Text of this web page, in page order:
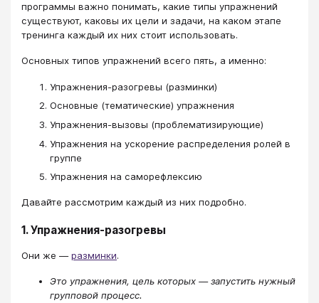
программы важно понимать, какие типы упражнений
существуют, каковы их цели и задачи, на каком этапе
тренинга каждый их них стоит использовать.
Основных типов упражнений всего пять, а именно:
Упражнения-разогревы (разминки)
Основные (тематические) упражнения
Упражнения-вызовы (проблематизирующие)
Упражнения на ускорение распределения ролей в
группе
Упражнения на саморефлексию
Давайте рассмотрим каждый из них подробно.
1. Упражнения-разогревы
Они же —разминки.
Это упражнения, цель которых — запустить нужный
групповой процесс.